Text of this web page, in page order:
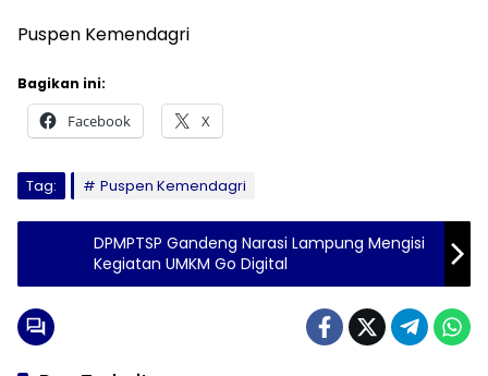
Puspen Kemendagri
Bagikan ini:
Facebook X
Tag: Puspen Kemendagri
DPMPTSP Gandeng Narasi Lampung Mengisi
Kegiatan UMKM Go Digital